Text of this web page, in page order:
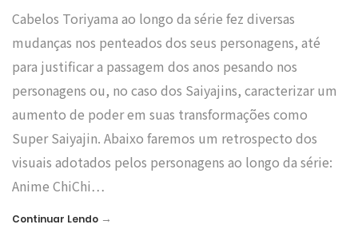
Cabelos Toriyama ao longo da série fez diversas
mudanças nos penteados dos seus personagens, até
para justificar a passagem dos anos pesando nos
personagens ou, no caso dos Saiyajins, caracterizar um
aumento de poder em suas transformações como
Super Saiyajin. Abaixo faremos um retrospecto dos
visuais adotados pelos personagens ao longo da série:
Anime ChiChi…
Continuar Lendo →